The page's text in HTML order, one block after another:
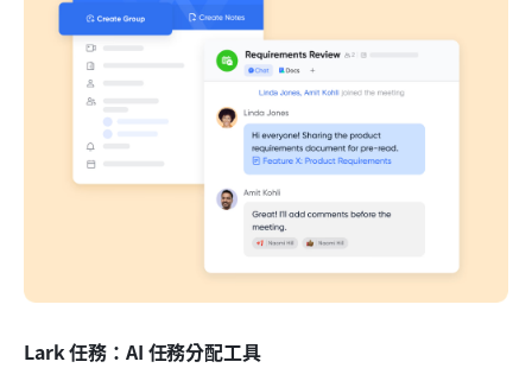
Lark 任務：AI 任務分配工具